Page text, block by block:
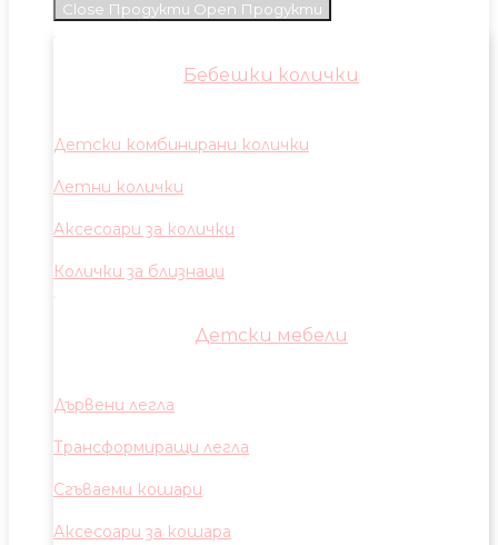
Close Продукти Open Продукти
Бебешки колички
Детски комбинирани колички
Летни колички
Аксесоари за колички
Колички за близнаци
Детски мебели
Дървени легла
Трансформиращи легла
Сгъваеми кошари
Аксесоари за кошара